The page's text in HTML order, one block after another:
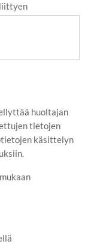
huoltajan
tietojen
käsittelyn